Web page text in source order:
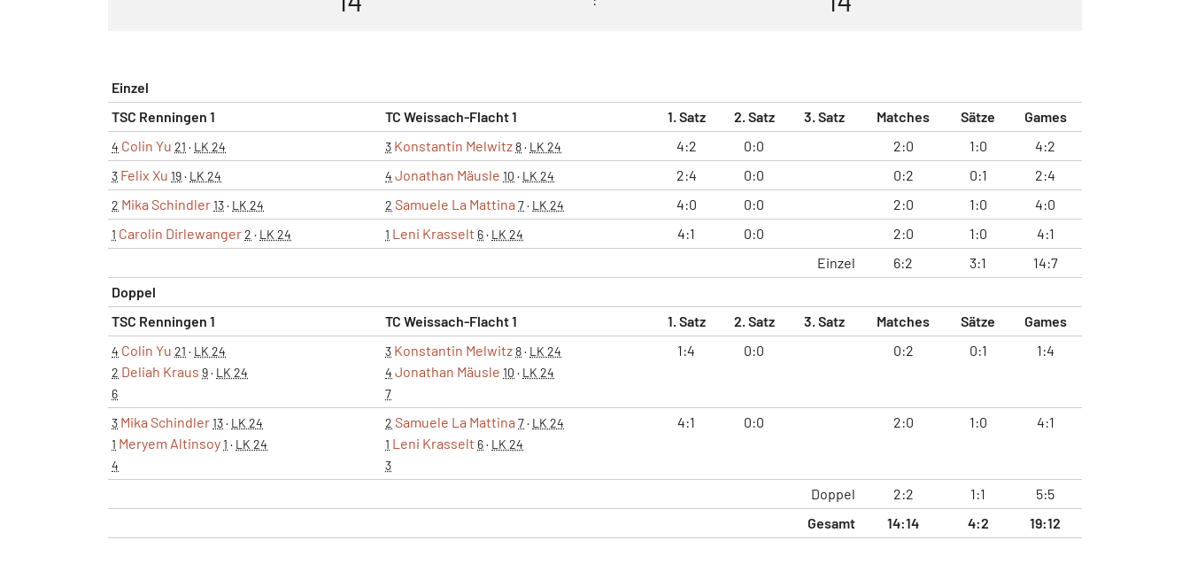
Einzel
TSC Renningen 1
TC Weissach-Flacht 1 1. Satz 2. Satz 3. Satz Matches Sätze Games
4 Colin Yu 21 · LK 24 3 Konstantin Melwitz8· LK 24 4:2 0:0 2:0 1:0 4:2
3 Felix Xu 19· LK 24 4 Jonathan Mäusle 10 · LK 24 2:4 0:0 0:2 0:1 2:4
2 Mika Schindler13· LK 24 2 Samuele La Mattina 7· LK 24 4:0 0:0 2:0 1:0 4:0
1 Carolin Dirlewanger2 · LK 24 1 Leni Krasselt 6· LK 24 4:1 0:0 2:0 1:0
4:1
Einzel
6:2 3:1
14:7
Doppel
TSC Renningen 1
TC Weissach-Flacht 1 1. Satz 2. Satz 3. Satz Matches Sätze Games
4 Colin Yu 21 · LK 24
2 Deliah Kraus 9· LK 24
6
3 Konstantin Melwitz8· LK 24
4 Jonathan Mäusle 10 · LK 24
7
1:4 0:0 0:2 0:1 1:4
3 Mika Schindler13· LK 24
1 Meryem Altinsoy1 · LK 24
4
2 Samuele La Mattina 7· LK 24
1 Leni Krasselt 6· LK 24
3
4:1 0:0 2:0 1:0 4:1
Doppel 2:2 1:1
5:5
Gesamt
14:14 4:2 19:12